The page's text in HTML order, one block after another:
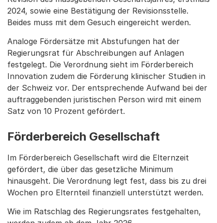
2024, sowie eine Bestätigung der Revisionsstelle.
Beides muss mit dem Gesuch eingereicht werden.
Analoge Fördersätze mit Abstufungen hat der
Regierungsrat für Abschreibungen auf Anlagen
festgelegt. Die Verordnung sieht im Förderbereich
Innovation zudem die Förderung klinischer Studien in
der Schweiz vor. Der entsprechende Aufwand bei der
auftraggebenden juristischen Person wird mit einem
Satz von 10 Prozent gefördert.
Förderbereich Gesellschaft
Im Förderbereich Gesellschaft wird die Elternzeit
gefördert, die über das gesetzliche Minimum
hinausgeht. Die Verordnung legt fest, dass bis zu drei
Wochen pro Elternteil finanziell unterstützt werden.
Wie im Ratschlag des Regierungsrates festgehalten,